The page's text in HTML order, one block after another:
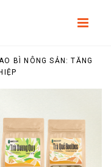
BÌ NÔNG SẢN: TĂNG